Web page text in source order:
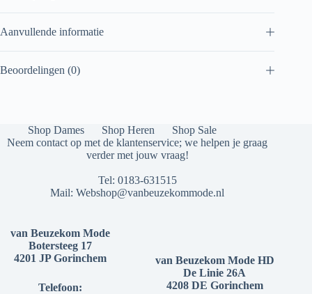
Aanvullende informatie
Beoordelingen (0)
Shop Dames Shop Heren
Shop Sale
Neem contact op met de klantenservice; we helpen je graag
verder met jouw vraag!
Tel: 0183-631515
Mail:Webshop@vanbeuzekommode.nl
van Beuzekom Mode
Botersteeg 17
4201 JP Gorinchem
Telefoon:
van Beuzekom Mode HD
De Linie 26A
4208 DE Gorinchem